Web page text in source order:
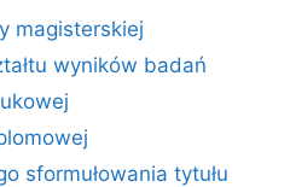
magisterskiej
wyników badań
sformułowania tytułu